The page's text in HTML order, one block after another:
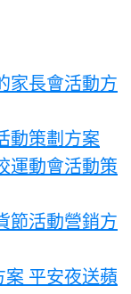
家長會活動方
動策劃方案
運動會活動策
節活動營銷方
平安夜送蘋